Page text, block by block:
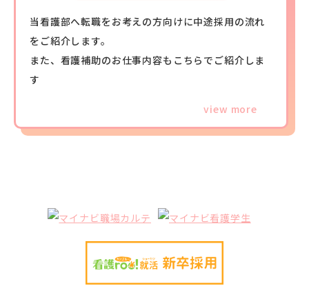
当看護部へ転職をお考えの方向けに中途採用の流れ
をご紹介します。
また、看護補助のお仕事内容もこちらでご紹介しま
す
view more